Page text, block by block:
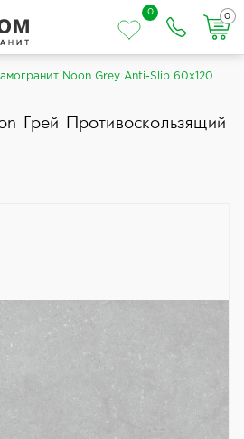
0
0
Noon Grey Anti-Slip 60x120
Грей Противоскользящий